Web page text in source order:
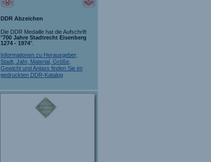
DDR Abzeichen
Die DDR Medaille hat die Aufschrift
"700 Jahre Stadtrecht Eisenberg
1274 - 1974".
Informationen zu Herausgeber,
Stadt, Jahr, Material, Größe,
Gewicht und Anlass finden Sie im
gedruckten DDR-Katalog